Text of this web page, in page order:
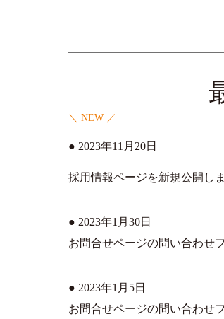
● 2023年11月20日
＼ NEW ／
採用情報ページを新規公開し
● 2023年1月30日
お問合せページの問い合わせ
● 2023年1月5日
お問合せページの問い合わせ